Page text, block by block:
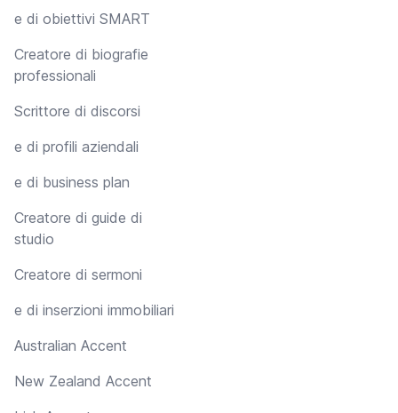
e di obiettivi SMART
Creatore di biografie
professionali
Scrittore di discorsi
e di profili aziendali
e di business plan
Creatore di guide di
studio
Creatore di sermoni
e di inserzioni immobiliari
Australian Accent
New Zealand Accent